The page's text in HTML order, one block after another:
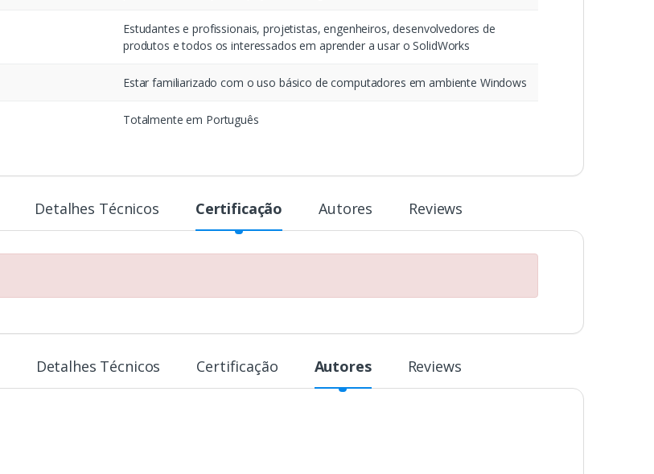
Estudantes e profissionais, projetistas, engenheiros, desenvolvedores de
produtos e todos os interessados em aprender a usar o SolidWorks
Estar familiarizado com o uso básico de computadores em ambiente Windows
Totalmente em Português
Detalhes Técnicos Certificação Autores Reviews
Detalhes Técnicos Certificação Autores Reviews